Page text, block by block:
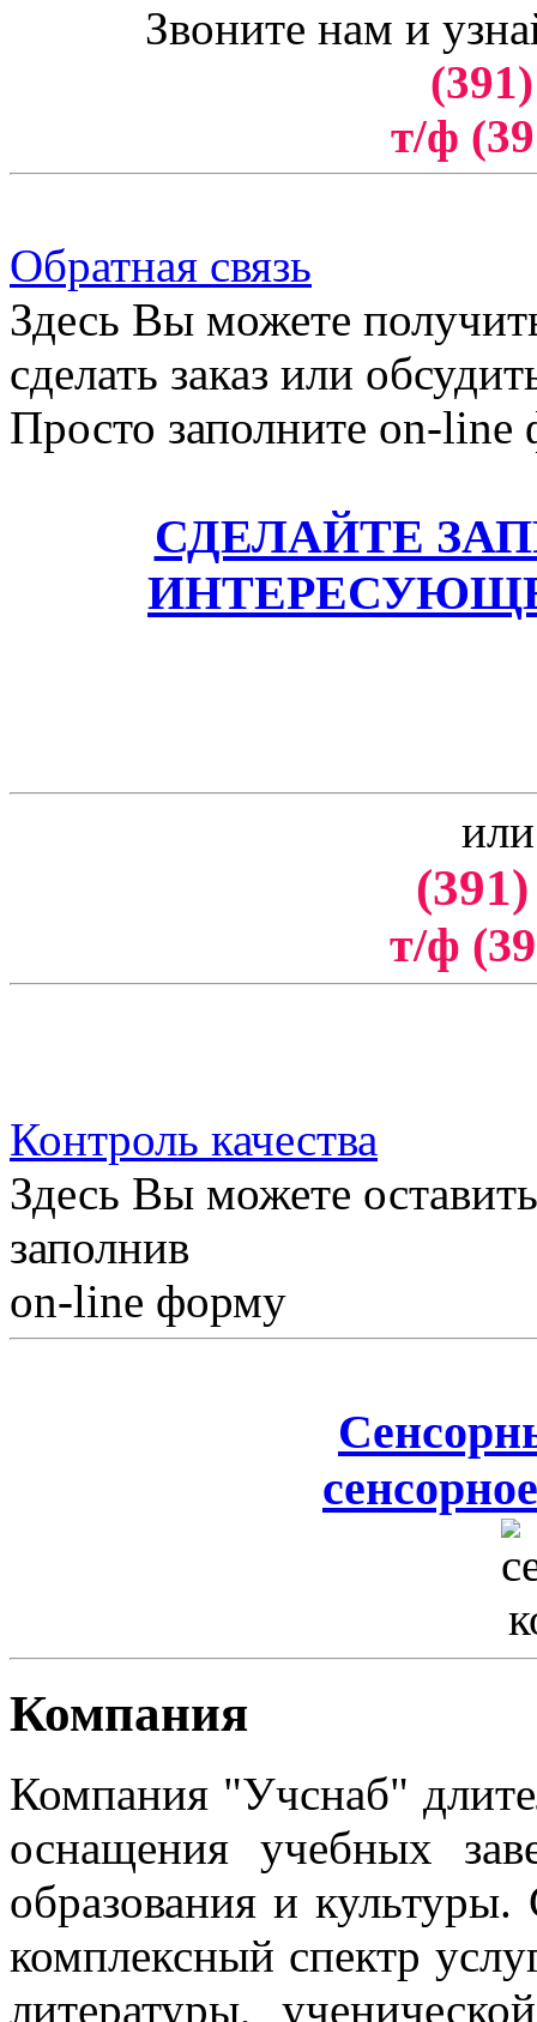
Звоните нам и
т/ф
Обратная связь
Здесь Вы можете
сделать заказ или
Просто заполните on-
СДЕЛАЙТЕ
т/ф
Контроль качества
Здесь Вы можете
заполнив
on-line форму
Компания
Компания "Учснаб"
оснащения учебных
образования и
комплексный спектр
литературы,